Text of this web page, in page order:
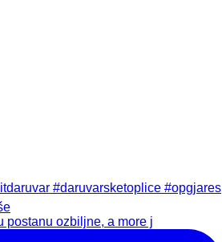
postanu ozbiljne, a more j